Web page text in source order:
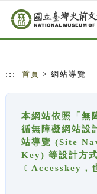
跳到主要內容
網站導覽
::: 首頁 > 網站導覽
本網站依照「無
循無障礙網站設
站導覽 (Site
Key) 等設計方
﹝Accesskey，